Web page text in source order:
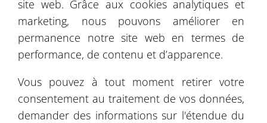
PLUS
site web. Grâce aux cookies analytiques et
marketing, nous pouvons améliorer en
permanence notre site web en termes de
performance, de contenu et d’apparence.
Vous pouvez à tout moment retirer votre
consentement au traitement de vos données,
demander des informations sur l'étendue du